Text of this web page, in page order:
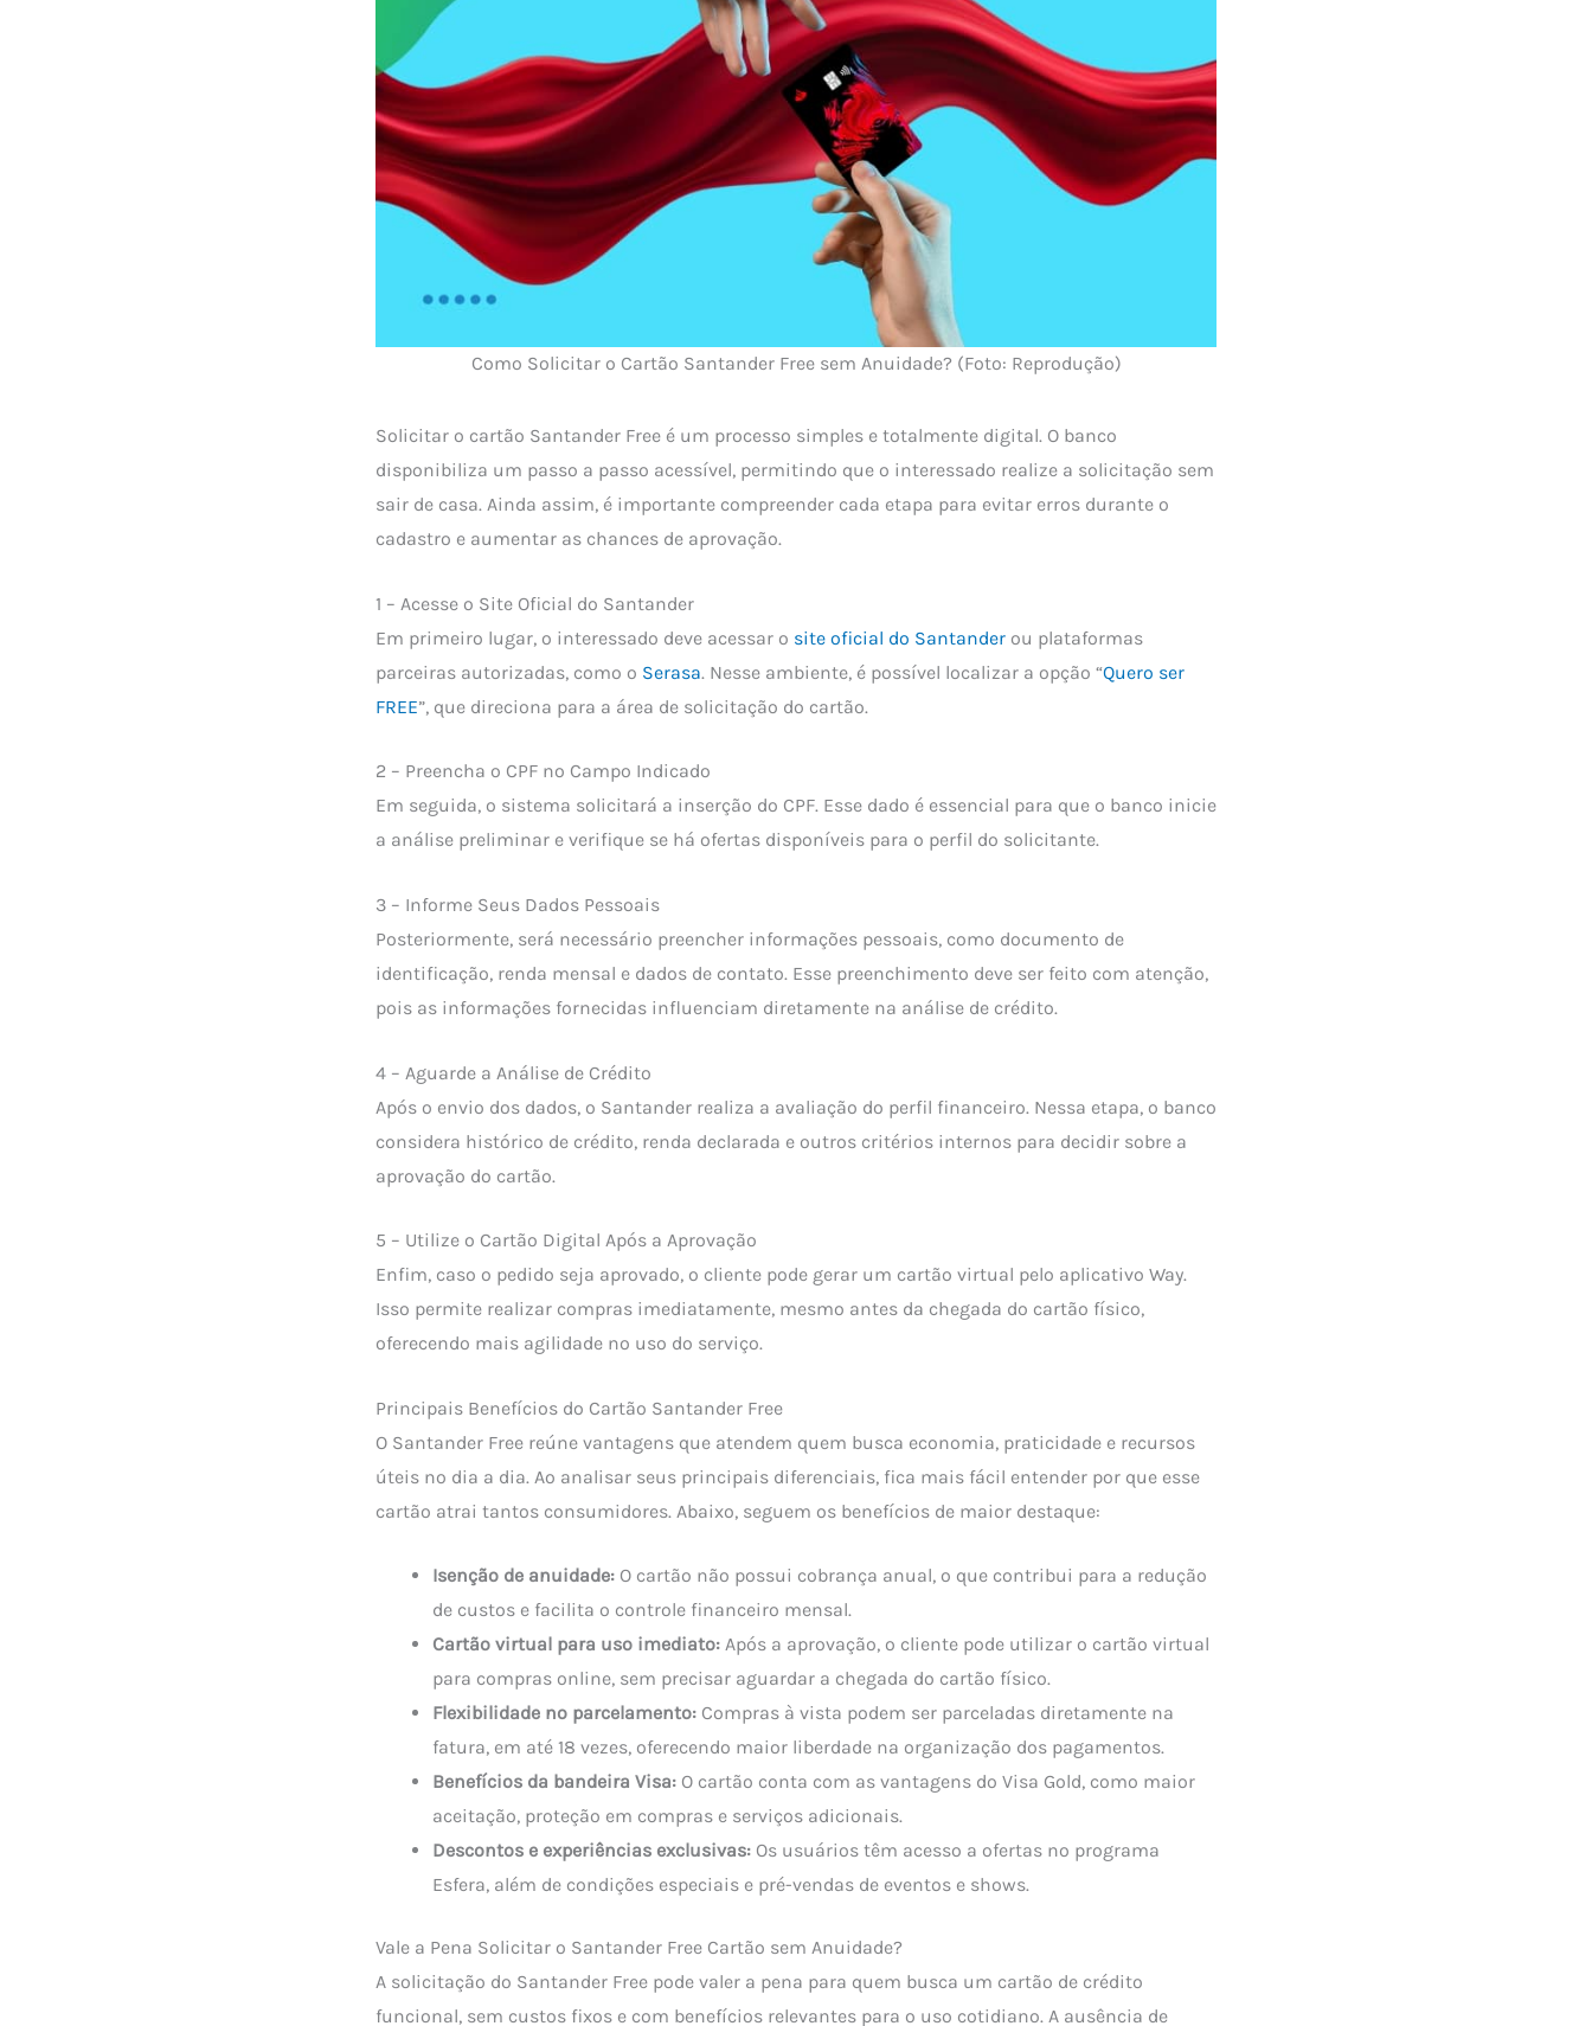
Como Solicitar o Cartão Santander Free sem Anuidade? (Foto: Reprodução)
Solicitar o cartão Santander Free é um processo simples e totalmente digital. O banco
disponibiliza um passo a passo acessível, permitindo que o interessado realize a solicitação sem
sair de casa. Ainda assim, é importante compreender cada etapa para evitar erros durante o
cadastro e aumentar as chances de aprovação.
1 – Acesse o Site Oficial do Santander
Em primeiro lugar, o interessado deve acessar o site oficial do Santander ou plataformas
parceiras autorizadas, como o Serasa. Nesse ambiente, é possível localizar a opção “Quero ser
FREE”, que direciona para a área de solicitação do cartão.
2 – Preencha o CPF no Campo Indicado
Em seguida, o sistema solicitará a inserção do CPF. Esse dado é essencial para que o banco inicie
a análise preliminar e verifique se há ofertas disponíveis para o perfil do solicitante.
3 – Informe Seus Dados Pessoais
Posteriormente, será necessário preencher informações pessoais, como documento de
identificação, renda mensal e dados de contato. Esse preenchimento deve ser feito com atenção,
pois as informações fornecidas influenciam diretamente na análise de crédito.
4 – Aguarde a Análise de Crédito
Após o envio dos dados, o Santander realiza a avaliação do perfil financeiro. Nessa etapa, o banco
considera histórico de crédito, renda declarada e outros critérios internos para decidir sobre a
aprovação do cartão.
5 – Utilize o Cartão Digital Após a Aprovação
Enfim, caso o pedido seja aprovado, o cliente pode gerar um cartão virtual pelo aplicativo Way.
Isso permite realizar compras imediatamente, mesmo antes da chegada do cartão físico,
oferecendo mais agilidade no uso do serviço.
Principais Benefícios do Cartão Santander Free
O Santander Free reúne vantagens que atendem quem busca economia, praticidade e recursos
úteis no dia a dia. Ao analisar seus principais diferenciais, fica mais fácil entender por que esse
cartão atrai tantos consumidores. Abaixo, seguem os benefícios de maior destaque:
Isenção de anuidade: O cartão não possui cobrança anual, o que contribui para a redução
de custos e facilita o controle financeiro mensal.
Cartão virtual para uso imediato: Após a aprovação, o cliente pode utilizar o cartão virtual
para compras online, sem precisar aguardar a chegada do cartão físico.
Flexibilidade no parcelamento: Compras à vista podem ser parceladas diretamente na
fatura, em até 18 vezes, oferecendo maior liberdade na organização dos pagamentos.
Benefícios da bandeira Visa: O cartão conta com as vantagens do Visa Gold, como maior
aceitação, proteção em compras e serviços adicionais.
Descontos e experiências exclusivas: Os usuários têm acesso a ofertas no programa
Esfera, além de condições especiais e pré-vendas de eventos e shows.
Vale a Pena Solicitar o Santander Free Cartão sem Anuidade?
A solicitação do Santander Free pode valer a pena para quem busca um cartão de crédito
funcional, sem custos fixos e com benefícios relevantes para o uso cotidiano. A ausência de